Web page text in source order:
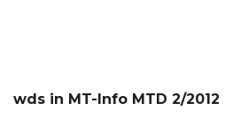
wds in MT-Info MTD 2/2012